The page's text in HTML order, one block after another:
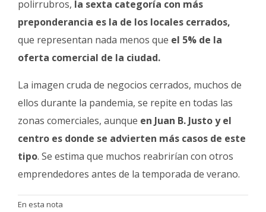
polirrubros, la sexta categoría con más
preponderancia es la de los locales cerrados,
que representan nada menos que el 5% de la
oferta comercial de la ciudad.
La imagen cruda de negocios cerrados, muchos de
ellos durante la pandemia, se repite en todas las
zonas comerciales, aunque en Juan B. Justo y el
centro es donde se advierten más casos de este
tipo. Se estima que muchos reabrirían con otros
emprendedores antes de la temporada de verano.
En esta nota